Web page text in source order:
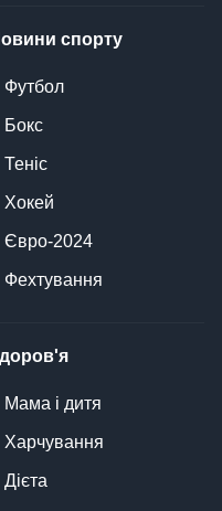
спорту
Футбол
Бокс
Теніс
Хокей
Євро-2024
Фехтування
Мама і дитя
Харчування
Дієта